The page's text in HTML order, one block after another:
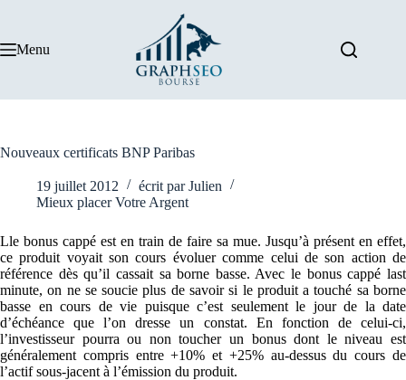
Menu
Nouveaux certificats BNP Paribas
19 juillet 2012 écrit par Julien
Mieux placer Votre Argent
Lle bonus cappé est en train de faire sa mue. Jusqu’à présent en effet,
ce produit voyait son cours évoluer comme celui de son action de
référence dès qu’il cassait sa borne basse. Avec le bonus cappé last
minute, on ne se soucie plus de savoir si le produit a touché sa borne
basse en cours de vie puisque c’est seulement le jour de la date
d’échéance que l’on dresse un constat. En fonction de celui-ci,
l’investisseur pourra ou non toucher un bonus dont le niveau est
généralement compris entre +10% et +25% au-dessus du cours de
l’actif sous-jacent à l’émission du produit.